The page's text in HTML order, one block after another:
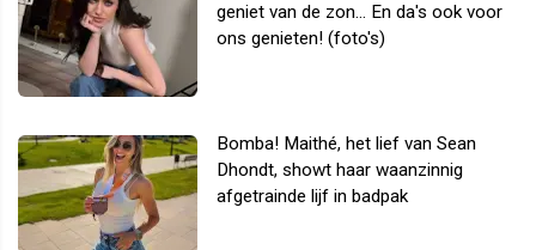
geniet van de zon... En da's ook voor
ons genieten! (foto's)
Bomba! Maithé, het lief van Sean
Dhondt, showt haar waanzinnig
afgetrainde lijf in badpak